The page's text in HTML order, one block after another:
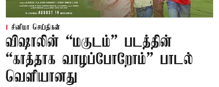
சினிமா செய்திகள்
விஷாலின் “மகுடம்” படத்தின்
“காத்தாக வாழப்போறோம்” பாடல்
வெளியானது